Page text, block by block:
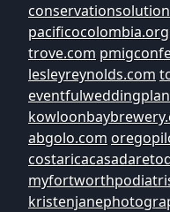
pacificocolombia.org
trove.com
lesleyreynolds.com
abgolo.com